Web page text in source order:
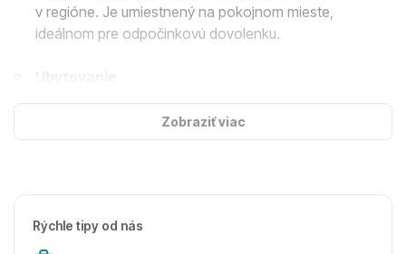
v regióne. Je umiestnený na pokojnom mieste,
ideálnom pre odpočinkovú dovolenku.
arabskom štýle, vybavená moderným zariadením ako
Zariadenie hotela
Hotel disponuje vstupnou halou s recepciou, hlavnou a
Zobraziť viac
Rýchle tipy od nás